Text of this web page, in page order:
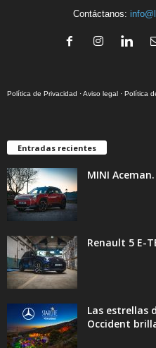
Contáctanos:
Política de Privacidad ·Aviso legal · Política
Entradas recientes
MINI
Renault 5 E-
Las estrellas
Occident